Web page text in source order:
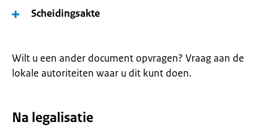
Scheidingsakte
Wilt u een ander document opvragen? Vraag aan de
lokale autoriteiten waar u dit kunt doen.
Na legalisatie